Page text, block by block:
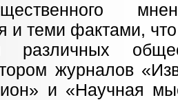
и теми фактами,
различных
журналов
и «Научная